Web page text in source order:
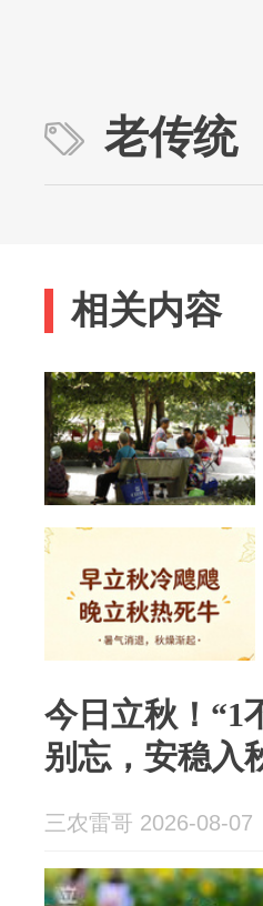
老传统
相关内容
今日立秋！“1
别忘，安稳入
三农雷哥 2026-08-07